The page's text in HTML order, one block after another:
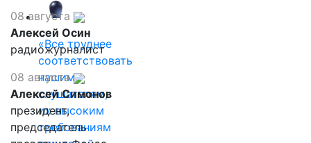
«Все труднее
соответствовать
нашим
слушателям,
их высоким
требованиям
08 августа
Алексей Осин
радиожурналист
08 августа
Алексей Симонов
президент,
председатель